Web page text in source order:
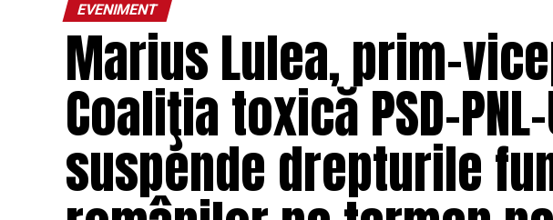
EVENIMENT
Marius Lulea, prim-
Coaliţia toxică PSD-
suspende drepturile